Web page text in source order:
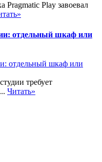
Pragmatic Play завоевал
отдельный шкаф или
требует
Читать»